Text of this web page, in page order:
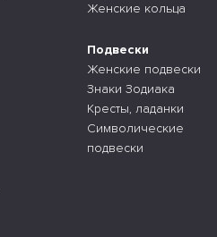
Женские кольца
Подвески
Женские подвески
Знаки Зодиака
Кресты, ладанки
Символические
подвески